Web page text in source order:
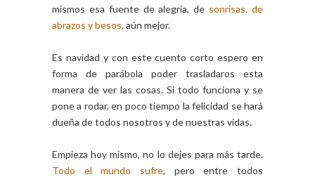
mismos esa fuente de alegría, de sonrisas, de
abrazos y besos, aún mejor.
Es navidad y con este cuento corto espero en
forma de parábola poder trasladaros esta
manera de ver las cosas. Si todo funciona y se
pone a rodar, en poco tiempo la felicidad se hará
dueña de todos nosotros y de nuestras vidas.
Empieza hoy mismo, no lo dejes para más tarde.
Todo el mundo sufre, pero entre todos